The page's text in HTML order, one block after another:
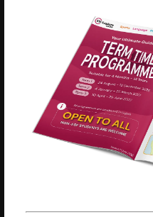
慈善機構註冊編號 : 91/4172
為什麼報讀英基
我們的團隊